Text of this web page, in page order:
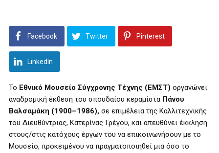
Facebook Twitter Pinterest
LinkedIn
Το Εθνικό Μουσείο Σύγχρονης Τέχνης (ΕΜΣΤ) οργανώνει
αναδρομική έκθεση του σπουδαίου κεραμίστα Πάνου
Βαλσαμάκη (1900–1986), σε επιμέλεια της Καλλιτεχνικής
του Διευθύντριας, Κατερίνας Γρέγου, και απευθύνει έκκληση
στους/στις κατόχους έργων του να επικοινωνήσουν με το
Μουσείο, προκειμένου να πραγματοποιηθεί μια όσο το